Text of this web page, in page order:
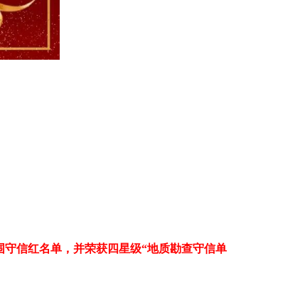
信红名单，并荣获四星级“地质勘查守信单